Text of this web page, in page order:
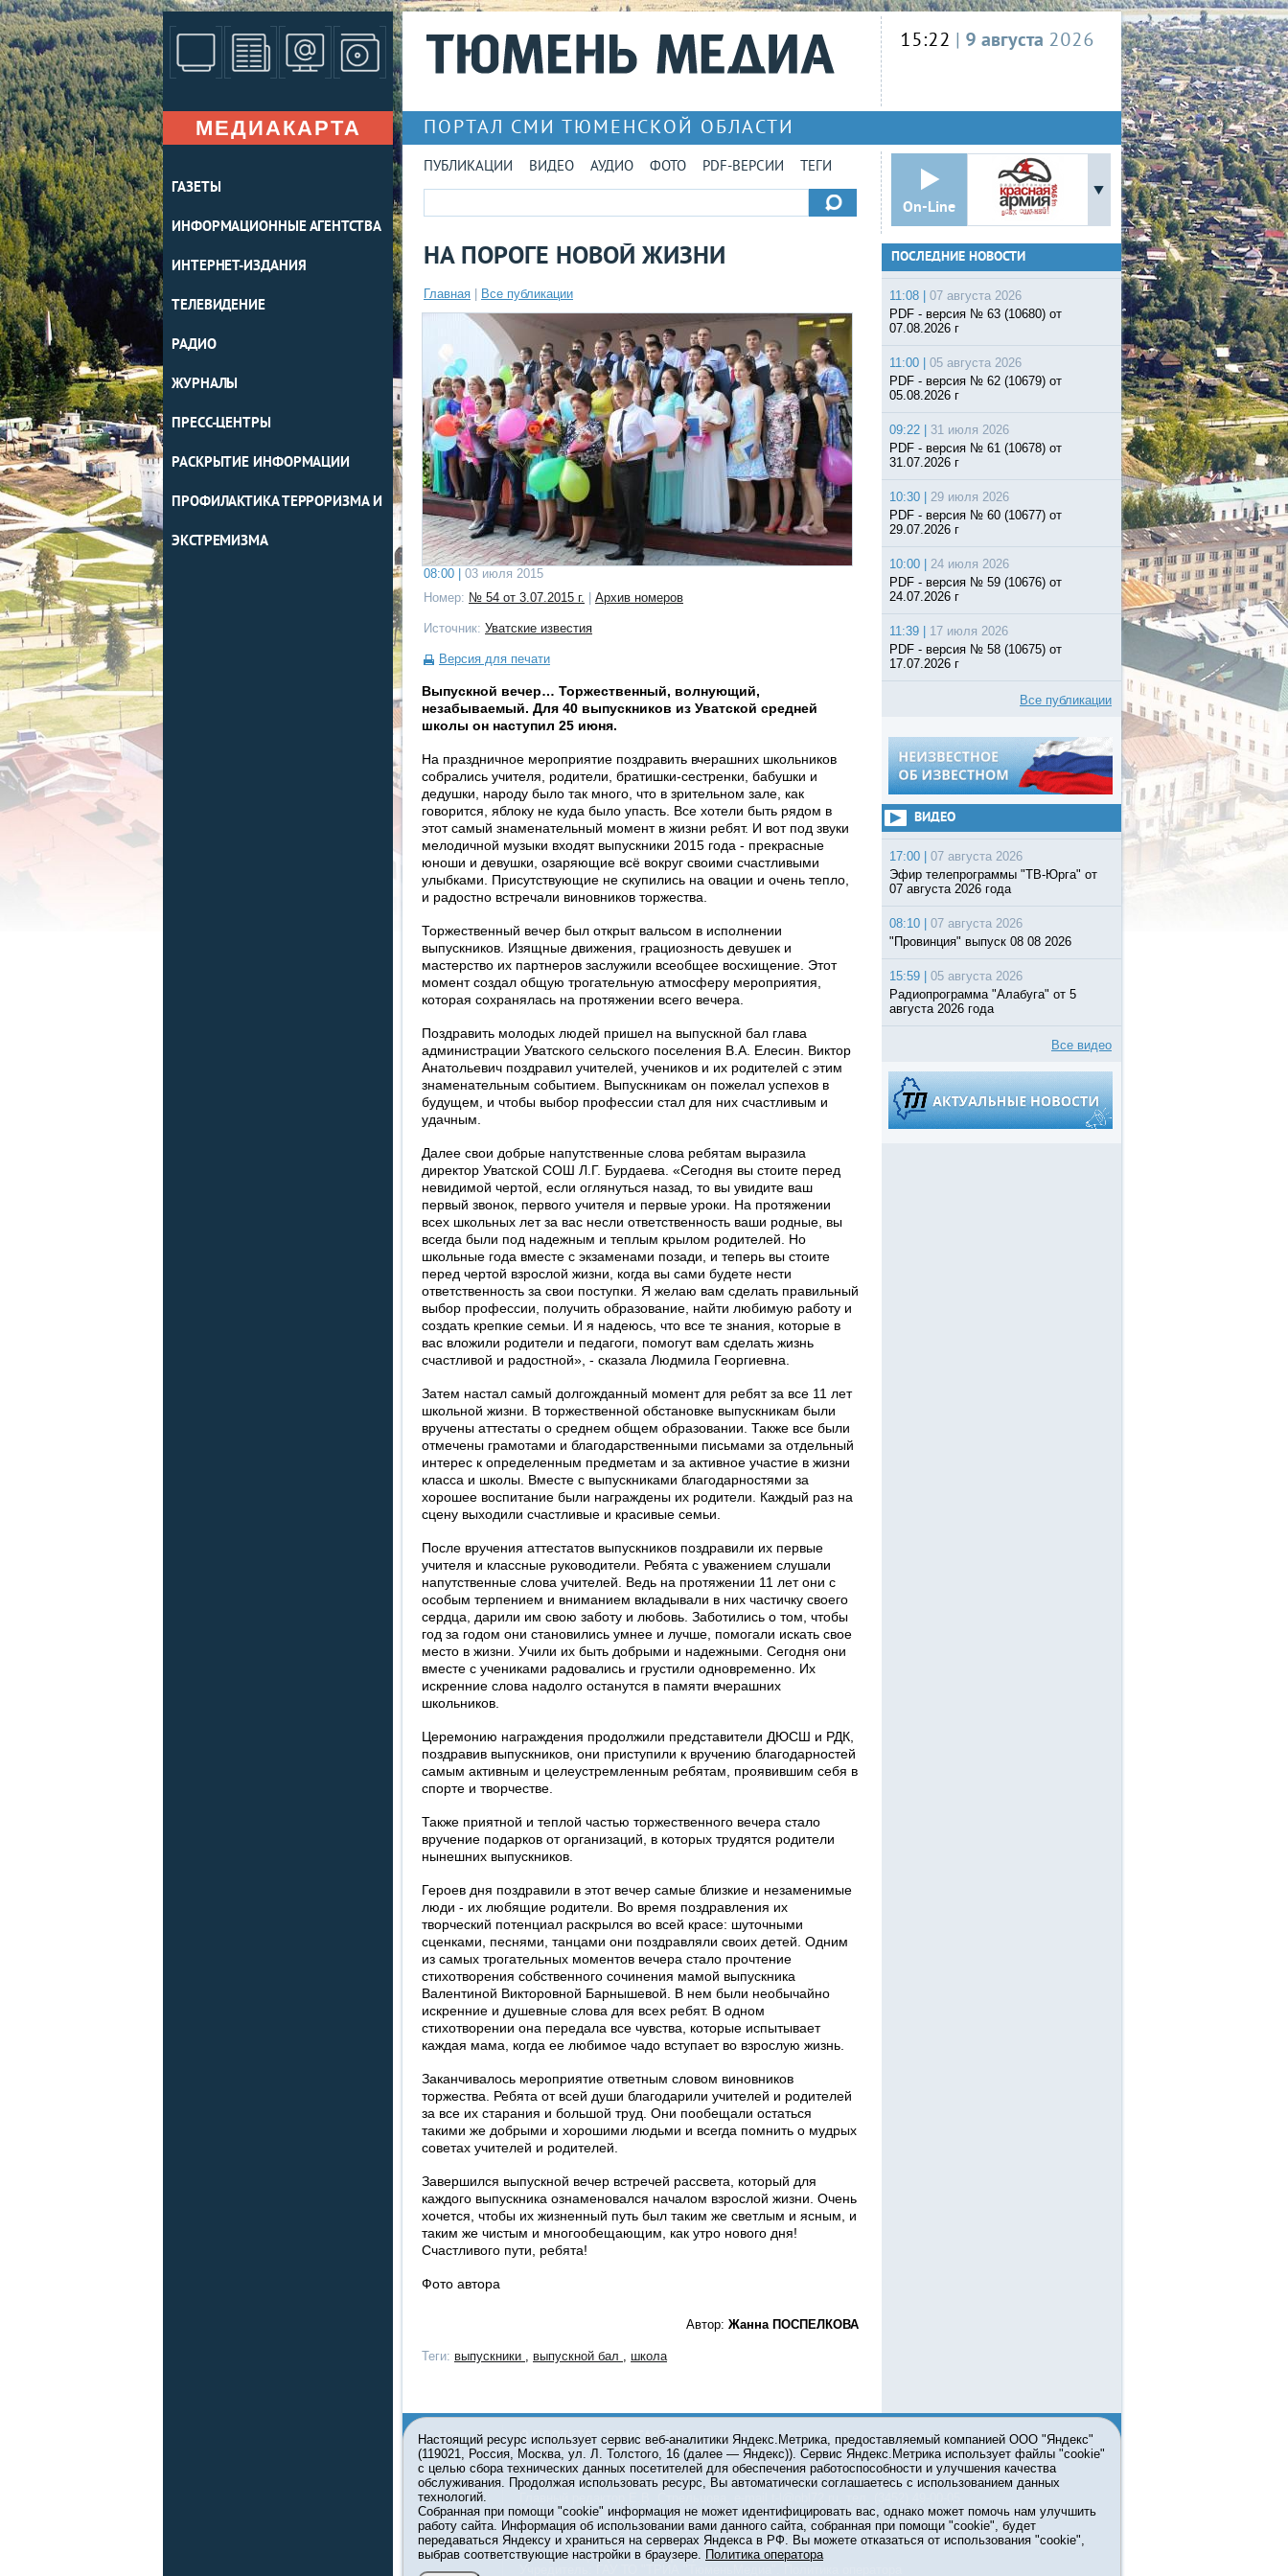
МЕДИАКАРТА
ГАЗЕТЫ
ИНФОРМАЦИОННЫЕ АГЕНТСТВА
ИНТЕРНЕТ-ИЗДАНИЯ
ТЕЛЕВИДЕНИЕ
РАДИО
ЖУРНАЛЫ
ПРЕСС-ЦЕНТРЫ
РАСКРЫТИЕ ИНФОРМАЦИИ
ПРОФИЛАКТИКА ТЕРРОРИЗМА И
ЭКСТРЕМИЗМА
15:22 | 9 августа 2026
ПОРТАЛ СМИ ТЮМЕНСКОЙ ОБЛАСТИ
ПУБЛИКАЦИИ ВИДЕО АУДИО ФОТО PDF-ВЕРСИИ ТЕГИ
On-Line
НА ПОРОГЕ НОВОЙ ЖИЗНИ
Главная Все публикации
08:00 |
03 июля 2015
Номер: № 54 от 3.07.2015 г. Архив номеров
Источник: Уватские известия
Версия для печати
Выпускной вечер… Торжественный, волнующий,
незабываемый. Для 40 выпускников из Уватской средней
школы он наступил 25 июня.
На праздничное мероприятие поздравить вчерашних школьников
собрались учителя, родители, братишки-сестренки, бабушки и
дедушки, народу было так много, что в зрительном зале, как
говорится, яблоку не куда было упасть. Все хотели быть рядом в
этот самый знаменательный момент в жизни ребят. И вот под звуки
мелодичной музыки входят выпускники 2015 года - прекрасные
юноши и девушки, озаряющие всё вокруг своими счастливыми
улыбками. Присутствующие не скупились на овации и очень тепло,
и радостно встречали виновников торжества.
Торжественный вечер был открыт вальсом в исполнении
выпускников. Изящные движения, грациозность девушек и
мастерство их партнеров заслужили всеобщее восхищение. Этот
момент создал общую трогательную атмосферу мероприятия,
которая сохранялась на протяжении всего вечера.
Поздравить молодых людей пришел на выпускной бал глава
администрации Уватского сельского поселения В.А. Елесин. Виктор
Анатольевич поздравил учителей, учеников и их родителей с этим
знаменательным событием. Выпускникам он пожелал успехов в
будущем, и чтобы выбор профессии стал для них счастливым и
удачным.
Далее свои добрые напутственные слова ребятам выразила
директор Уватской СОШ Л.Г. Бурдаева. «Сегодня вы стоите перед
невидимой чертой, если оглянуться назад, то вы увидите ваш
первый звонок, первого учителя и первые уроки. На протяжении
всех школьных лет за вас несли ответственность ваши родные, вы
всегда были под надежным и теплым крылом родителей. Но
школьные года вместе с экзаменами позади, и теперь вы стоите
перед чертой взрослой жизни, когда вы сами будете нести
ответственность за свои поступки. Я желаю вам сделать правильный
выбор профессии, получить образование, найти любимую работу и
создать крепкие семьи. И я надеюсь, что все те знания, которые в
вас вложили родители и педагоги, помогут вам сделать жизнь
счастливой и радостной», - сказала Людмила Георгиевна.
Затем настал самый долгожданный момент для ребят за все 11 лет
школьной жизни. В торжественной обстановке выпускникам были
вручены аттестаты о среднем общем образовании. Также все были
отмечены грамотами и благодарственными письмами за отдельный
интерес к определенным предметам и за активное участие в жизни
класса и школы. Вместе с выпускниками благодарностями за
хорошее воспитание были награждены их родители. Каждый раз на
сцену выходили счастливые и красивые семьи.
После вручения аттестатов выпускников поздравили их первые
учителя и классные руководители. Ребята с уважением слушали
напутственные слова учителей. Ведь на протяжении 11 лет они с
особым терпением и вниманием вкладывали в них частичку своего
сердца, дарили им свою заботу и любовь. Заботились о том, чтобы
год за годом они становились умнее и лучше, помогали искать свое
место в жизни. Учили их быть добрыми и надежными. Сегодня они
вместе с учениками радовались и грустили одновременно. Их
искренние слова надолго останутся в памяти вчерашних
школьников.
Церемонию награждения продолжили представители ДЮСШ и РДК,
поздравив выпускников, они приступили к вручению благодарностей
самым активным и целеустремленным ребятам, проявившим себя в
спорте и творчестве.
Также приятной и теплой частью торжественного вечера стало
вручение подарков от организаций, в которых трудятся родители
нынешних выпускников.
Героев дня поздравили в этот вечер самые близкие и незаменимые
люди - их любящие родители. Во время поздравления их
творческий потенциал раскрылся во всей красе: шуточными
сценками, песнями, танцами они поздравляли своих детей. Одним
из самых трогательных моментов вечера стало прочтение
стихотворения собственного сочинения мамой выпускника
Валентиной Викторовной Барнышевой. В нем были необычайно
искренние и душевные слова для всех ребят. В одном
стихотворении она передала все чувства, которые испытывает
каждая мама, когда ее любимое чадо вступает во взрослую жизнь.
Заканчивалось мероприятие ответным словом виновников
торжества. Ребята от всей души благодарили учителей и родителей
за все их старания и большой труд. Они пообещали остаться
такими же добрыми и хорошими людьми и всегда помнить о мудрых
советах учителей и родителей.
Завершился выпускной вечер встречей рассвета, который для
каждого выпускника ознаменовался началом взрослой жизни. Очень
хочется, чтобы их жизненный путь был таким же светлым и ясным, и
таким же чистым и многообещающим, как утро нового дня!
Счастливого пути, ребята!
Фото автора
Автор: Жанна ПОСПЕЛКОВА
Теги: выпускники , выпускной бал , школа
ПОСЛЕДНИЕ НОВОСТИ
11:08 |
07 августа 2026
PDF - версия № 63 (10680) от
07.08.2026 г
11:00 |
05 августа 2026
PDF - версия № 62 (10679) от
05.08.2026 г
09:22 |
31 июля 2026
PDF - версия № 61 (10678) от
31.07.2026 г
10:30 |
29 июля 2026
PDF - версия № 60 (10677) от
29.07.2026 г
10:00 |
24 июля 2026
PDF - версия № 59 (10676) от
24.07.2026 г
11:39 |
17 июля 2026
PDF - версия № 58 (10675) от
17.07.2026 г
Все публикации
ВИДЕО
17:00 |
07 августа 2026
Эфир телепрограммы "ТВ-Юрга" от
07 августа 2026 года
08:10 |
07 августа 2026
"Провинция" выпуск 08 08 2026
15:59 |
05 августа 2026
Радиопрограмма "Алабуга" от 5
августа 2026 года
Все видео
О ПРОЕКТЕ КОНТАКТЫ
© 2001-2026 Сетевое издание Тюмень Медиа. При использовании материалов ссылка
обязательна.
Информационная лента выходит при финансовой поддержке правительства Тюменской
области. Свидетельство о регистрации СМИ ЭЛ №ФС 77-67413 от 13.10.2016 выдано
Федеральной службой по надзору в сфере связи, информационных технологий и массовых
коммуникаций (Роскомнадзор).
Настоящий ресурс использует сервис веб-аналитики Яндекс.Метрика, предоставляемый компанией ООО "Яндекс"
(119021, Россия, Москва, ул. Л. Толстого, 16 (далее — Яндекс)). Сервис Яндекс.Метрика использует файлы "cookie"
с целью сбора технических данных посетителей для обеспечения работоспособности и улучшения качества
обслуживания. Продолжая использовать ресурс, Вы автоматически соглашаетесь с использованием данных
технологий.
Собранная при помощи "cookie" информация не может идентифицировать вас, однако может помочь нам улучшить
работу сайта. Информация об использовании вами данного сайта, собранная при помощи "cookie", будет
передаваться Яндексу и храниться на серверах Яндекса в РФ. Вы можете отказаться от использования "cookie",
выбрав соответствующие настройки в браузере. Политика оператора